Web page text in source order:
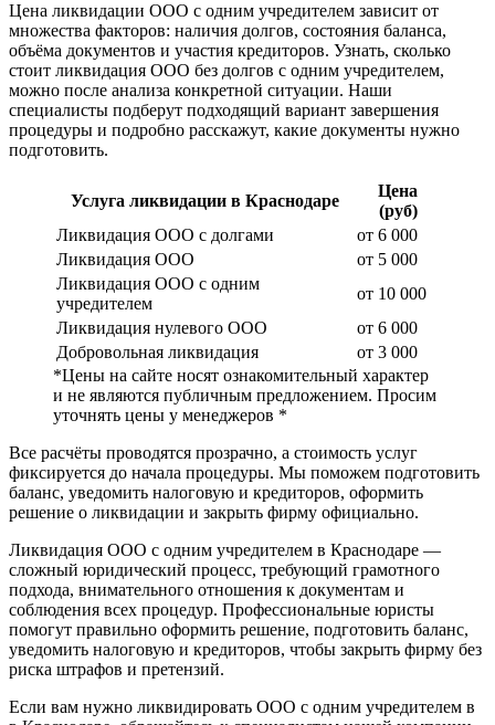
Цена ликвидации ООО с одним учредителем зависит от
множества факторов: наличия долгов, состояния баланса,
объёма документов и участия кредиторов. Узнать, сколько
стоит ликвидация ООО без долгов с одним учредителем,
можно после анализа конкретной ситуации. Наши
специалисты подберут подходящий вариант завершения
процедуры и подробно расскажут, какие документы нужно
подготовить.
Услуга ликвидации в Краснодаре
Цена
(руб)
Ликвидация ООО с долгами
от 6 000
Ликвидация ООО
от 5 000
Ликвидация ООО с одним
учредителем
от 10 000
Ликвидация нулевого ООО
от 6 000
Добровольная ликвидация
от 3 000
*Цены на сайте носят ознакомительный характер
и не являются публичным предложением. Просим
уточнять цены у менеджеров *
Все расчёты проводятся прозрачно, а стоимость услуг
фиксируется до начала процедуры. Мы поможем подготовить
баланс, уведомить налоговую и кредиторов, оформить
решение о ликвидации и закрыть фирму официально.
Ликвидация ООО с одним учредителем в Краснодаре —
сложный юридический процесс, требующий грамотного
подхода, внимательного отношения к документам и
соблюдения всех процедур. Профессиональные юристы
помогут правильно оформить решение, подготовить баланс,
уведомить налоговую и кредиторов, чтобы закрыть фирму без
риска штрафов и претензий.
Если вам нужно ликвидировать ООО с одним учредителем в